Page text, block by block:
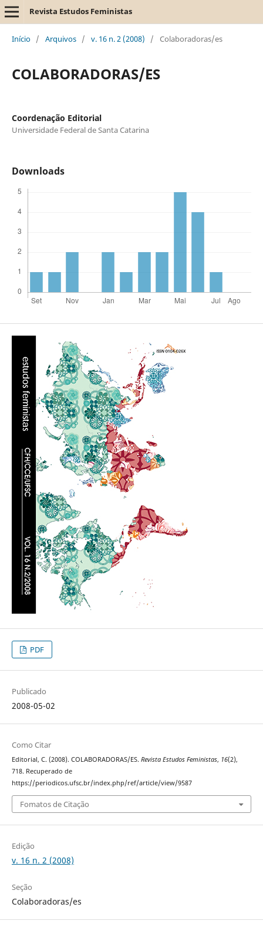
Revista Estudos Feministas
Início / Arquivos / v. 16 n. 2 (2008) / Colaboradoras/es
COLABORADORAS/ES
Coordenação Editorial
Universidade Federal de Santa Catarina
Downloads
PDF
Publicado
2008-05-02
Como Citar
Editorial, C. (2008). COLABORADORAS/ES. Revista Estudos Feministas, 16(2),
718. Recuperado de
https://periodicos.ufsc.br/index.php/ref/article/view/9587
Fomatos de Citação
Edição
v. 16 n. 2 (2008)
Seção
Colaboradoras/es